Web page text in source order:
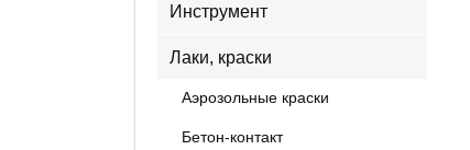
Инструмент
Лаки, краски
Аэрозольные краски
Бетон-контакт